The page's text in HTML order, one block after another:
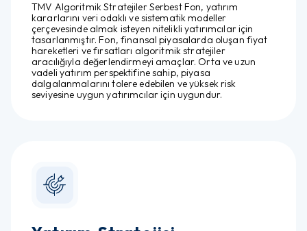
TMV Algoritmik Stratejiler Serbest Fon, yatırım
kararlarını veri odaklı ve sistematik modeller
çerçevesinde almak isteyen nitelikli yatırımcılar için
tasarlanmıştır. Fon, finansal piyasalarda oluşan fiyat
hareketleri ve fırsatları algoritmik stratejiler
aracılığıyla değerlendirmeyi amaçlar. Orta ve uzun
vadeli yatırım perspektifine sahip, piyasa
dalgalanmalarını tolere edebilen ve yüksek risk
seviyesine uygun yatırımcılar için uygundur.